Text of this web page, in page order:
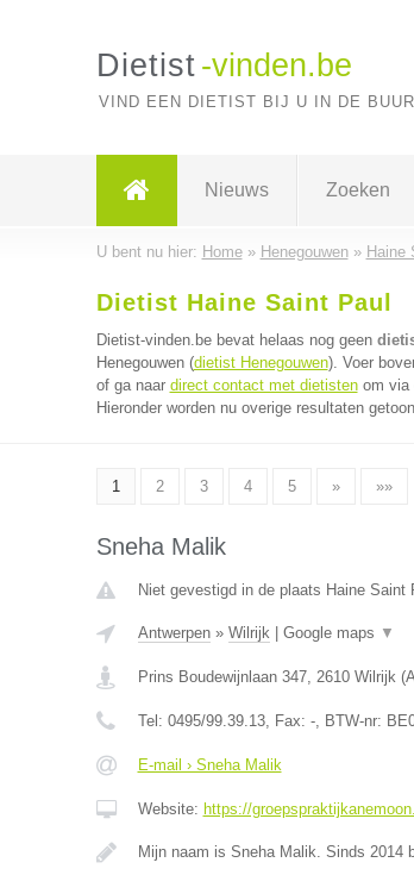
Dietist -vinden.be
VIND EEN DIETIST BIJ U IN DE
Nieuws Zoeken
U bent nu hier: Home» Henegouwen» Haine
Dietist Haine Saint Paul
Dietist-vinden.be bevat helaas nog geen
Henegouwen (dietist Henegouwen). Voer
of ga naar direct contact met dietistenom via
Hieronder worden nu overige resultaten
1 2 3 4 5 » »»
Sneha Malik
Niet gevestigd in de plaats Haine Saint
Antwerpen» Wilrijk| Google maps ▼
Prins Boudewijnlaan 347, 2610 Wilrijk(
Tel: 0495/99.39.13, Fax: -, BTW-nr:
E-mail › Sneha Malik
Website: https://
Mijn naam is Sneha Malik. Sinds 2014